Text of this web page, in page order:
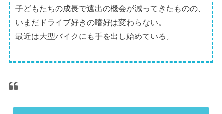
子どもたちの成長で遠出の機会が減ってきたものの、
いまだドライブ好きの嗜好は変わらない。
最近は大型バイクにも手を出し始めている。